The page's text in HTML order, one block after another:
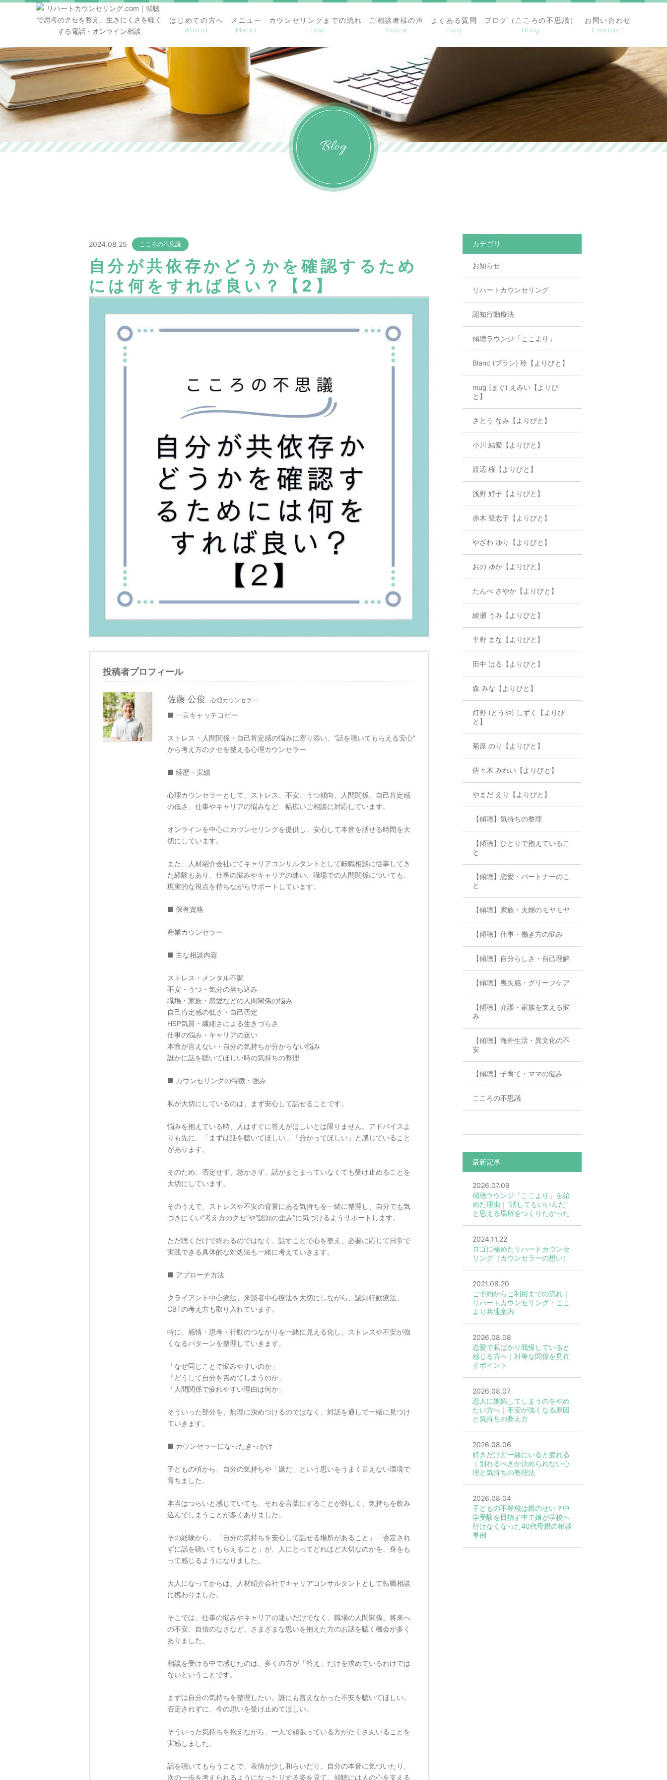
はじめての方へ メニュー カウンセリングまでの流れ ご相談者様の声 よくある質問 ブログ（こころの不思議） お問い合わせ
Blog
2024.08.25 こころの不思議
自分が共依存かどうかを確認するため
には何をすれば良い？【2】
投稿者プロフィール
佐藤 公俊 心理カウンセラー
■ 一言キャッチコピー
ストレス・人間関係・自己肯定感の悩みに寄り添い、“話を聴いてもらえる安心”
から考え方のクセを整える心理カウンセラー
■ 経歴・実績
心理カウンセラーとして、ストレス、不安、うつ傾向、人間関係、自己肯定感
の低さ、仕事やキャリアの悩みなど、幅広いご相談に対応しています。
オンラインを中心にカウンセリングを提供し、安心して本音を話せる時間を大
切にしています。
また、人材紹介会社にてキャリアコンサルタントとして転職相談に従事してき
た経験もあり、仕事の悩みやキャリアの迷い、職場での人間関係についても、
現実的な視点を持ちながらサポートしています。
■ 保有資格
産業カウンセラー
■ 主な相談内容
ストレス・メンタル不調
不安・うつ・気分の落ち込み
職場・家族・恋愛などの人間関係の悩み
自己肯定感の低さ・自己否定
HSP気質・繊細さによる生きづらさ
仕事の悩み・キャリアの迷い
本音が言えない・自分の気持ちが分からない悩み
誰かに話を聴いてほしい時の気持ちの整理
■ カウンセリングの特徴・強み
私が大切にしているのは、まず安心して話せることです。
悩みを抱えている時、人はすぐに答えがほしいとは限りません。アドバイスよ
りも先に、「まずは話を聴いてほしい」「分かってほしい」と感じていること
があります。
そのため、否定せず、急かさず、話がまとまっていなくても受け止めることを
大切にしています。
そのうえで、ストレスや不安の背景にある気持ちを一緒に整理し、自分でも気
づきにくい“考え方のクセ”や“認知の歪み”に気づけるようサポートします。
ただ聴くだけで終わるのではなく、話すことで心を整え、必要に応じて日常で
実践できる具体的な対処法も一緒に考えていきます。
■ アプローチ方法
クライアント中心療法、来談者中心療法を大切にしながら、認知行動療法、
CBTの考え方も取り入れています。
特に、感情・思考・行動のつながりを一緒に見える化し、ストレスや不安が強
くなるパターンを整理していきます。
「なぜ同じことで悩みやすいのか」
「どうして自分を責めてしまうのか」
「人間関係で疲れやすい理由は何か」
そういった部分を、無理に決めつけるのではなく、対話を通して一緒に見つけ
ていきます。
■ カウンセラーになったきっかけ
子どもの頃から、自分の気持ちや「嫌だ」という思いをうまく言えない環境で
育ちました。
本当はつらいと感じていても、それを言葉にすることが難しく、気持ちを飲み
込んでしまうことが多くありました。
その経験から、「自分の気持ちを安心して話せる場所があること」「否定され
ずに話を聴いてもらえること」が、人にとってどれほど大切なのかを、身をも
って感じるようになりました。
大人になってからは、人材紹介会社でキャリアコンサルタントとして転職相談
に携わりました。
そこでは、仕事の悩みやキャリアの迷いだけでなく、職場の人間関係、将来へ
の不安、自信のなさなど、さまざまな思いを抱えた方のお話を聴く機会が多く
ありました。
相談を受ける中で感じたのは、多くの方が「答え」だけを求めているわけでは
ないということです。
まずは自分の気持ちを整理したい。誰にも言えなかった不安を聴いてほしい。
否定されずに、今の思いを受け止めてほしい。
そういった気持ちを抱えながら、一人で頑張っている方がたくさんいることを
実感しました。
話を聴いてもらうことで、表情が少し和らいだり、自分の本音に気づいたり、
次の一歩を考えられるようになったりする姿を見て、傾聴には人の心を支える
カテゴリ
お知らせ
リハートカウンセリング
認知行動療法
傾聴ラウンジ「ここより」
Blanc (ブラン) 玲【よりびと】
mug (まぐ) えみい【よりび
と】
さとう なみ【よりびと】
小川 結愛【よりびと】
渡辺 桜【よりびと】
浅野 好子【よりびと】
赤木 登志子【よりびと】
やざわ ゆり【よりびと】
おの ゆか【よりびと】
たんべ さやか【よりびと】
綾瀬 うみ【よりびと】
平野 まな【よりびと】
田中 はる【よりびと】
森 みな【よりびと】
灯野 (とうや) しずく【よりび
と】
菊原 のり【よりびと】
佐々木 みれい【よりびと】
やまだ えり【よりびと】
【傾聴】気持ちの整理
【傾聴】ひとりで抱えているこ
と
【傾聴】恋愛・パートナーのこ
と
【傾聴】家族・夫婦のモヤモヤ
【傾聴】仕事・働き方の悩み
【傾聴】自分らしさ・自己理解
【傾聴】喪失感・グリーフケア
【傾聴】介護・家族を支える悩
み
【傾聴】海外生活・異文化の不
安
【傾聴】子育て・ママの悩み
こころの不思議
最新記事
2026.07.09
傾聴ラウンジ「ここより」を始
めた理由｜“話してもいいんだ”
と思える場所をつくりたかった
2024.11.22
ロゴに秘めたリハートカウンセ
リング（カウンセラーの想い）
2021.08.20
ご予約からご利用までの流れ｜
リハートカウンセリング・ここ
より共通案内
2026.08.08
恋愛で私ばかり我慢していると
感じる方へ｜対等な関係を見直
すポイント
2026.08.07
恋人に嫉妬してしまうのをやめ
たい方へ｜不安が強くなる原因
と気持ちの整え方
2026.08.06
好きだけど一緒にいると疲れる
｜別れるべきか決められない心
理と気持ちの整理法
2026.08.04
子どもの不登校は親のせい？中
学受験を目指す中で娘が学校へ
行けなくなった40代母親の相談
事例